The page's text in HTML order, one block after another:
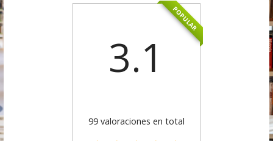
POPULAR
3.1
99 valoraciones en total